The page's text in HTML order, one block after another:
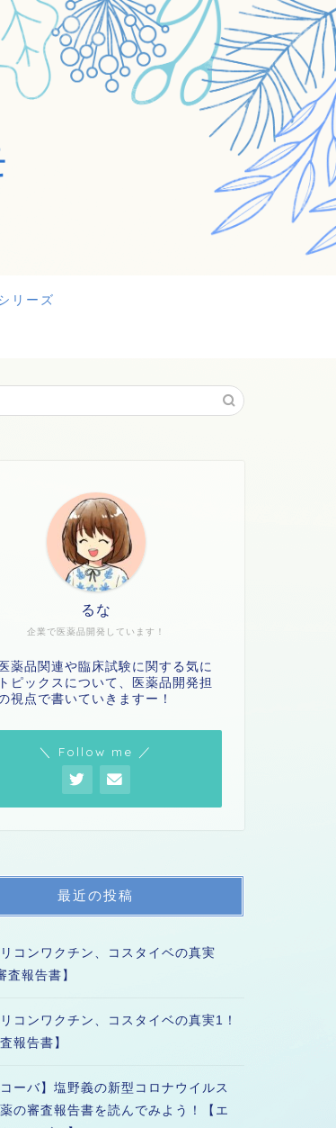
リーズ
企業で医薬品開発しています！
るな
薬品関連や臨床試験に関する気に
ピックスについて、医薬品開発担
視点で書いていきますー！
＼ Follow me ／
最近の投稿
コンワクチン、コスタイベの真実
査報告書】
コンワクチン、コスタイベの真実1！
査報告書】
コーバ】塩野義の新型コロナウイルス
の審査報告書を読んでみよう！【エ